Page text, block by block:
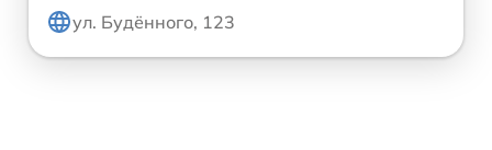
ул. Будённого, 123